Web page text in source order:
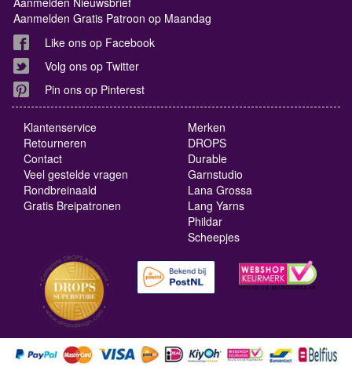
Aanmelden Gratis Patroon op Maandag
Like ons op Facebook
Volg ons op Twitter
Pin ons op Pinterest
Klantenservice
Retourneren
Contact
Veel gestelde vragen
Rondbreinaald
Gratis Breipatronen
Merken
DROPS
Durable
Garnstudio
Lana Grossa
Lang Yarns
Phildar
Scheepjes